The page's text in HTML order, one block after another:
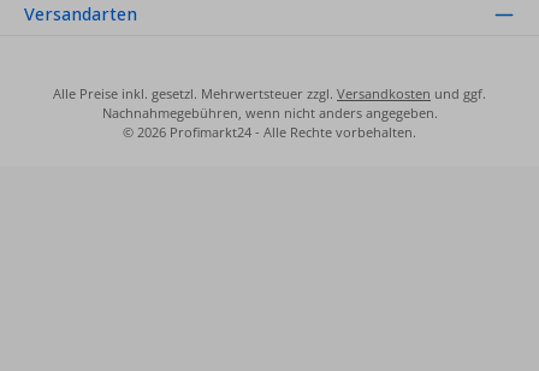
Versandarten
Alle Preise inkl. gesetzl. Mehrwertsteuer zzgl. Versandkosten und ggf.
Nachnahmegebühren, wenn nicht anders angegeben.
© 2026 Profimarkt24 - Alle Rechte vorbehalten.